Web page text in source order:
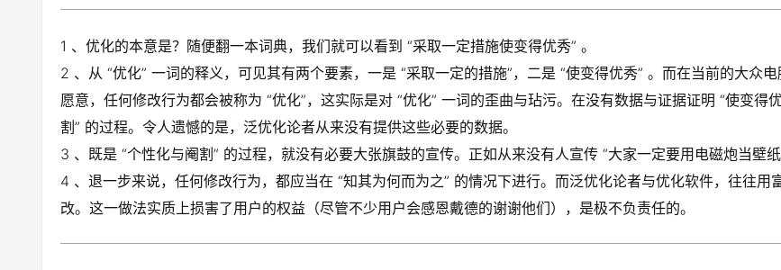
1 、优化的本意是？随便翻一本词典，我们就可以看到 “采取一定措施使变得优秀” 。
2 、从 “优化” 一词的释义，可见其有两个要素，一是 “采取一定的措施”，二是 “使变得优秀” 。而在当前的大众
愿意，任何修改行为都会被称为 “优化”，这实际是对 “优化” 一词的歪曲与玷污。在没有数据与证据证明 “使变得
割” 的过程。令人遗憾的是，泛优化论者从来没有提供这些必要的数据。
3 、既是 “个性化与阉割” 的过程，就没有必要大张旗鼓的宣传。正如从来没有人宣传 “大家一定要用电磁炮当壁
4 、退一步来说，任何修改行为，都应当在 “知其为何而为之” 的情况下进行。而泛优化论者与优化软件，往往
改。这一做法实质上损害了用户的权益（尽管不少用户会感恩戴德的谢谢他们），是极不负责任的。